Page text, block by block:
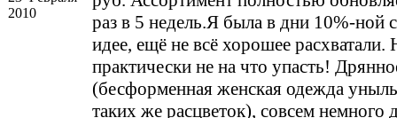
2010
раз в 5 недель.Я была в дни 10%-ной
идее, ещё не всё хорошее
практически не на что упасть!
(бесформенная женская одежда
таких же расцветок), совсем немного